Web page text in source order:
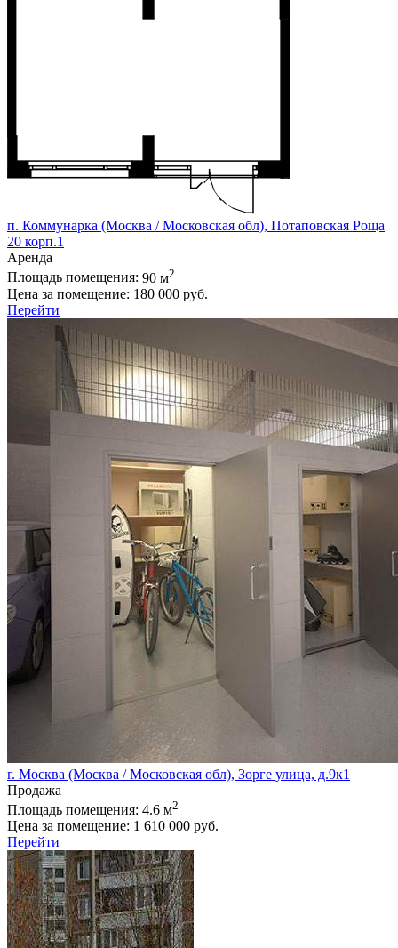
п. Коммунарка (Москва / Московская обл), Потаповская Роща
20 корп.1
Аренда
Площадь помещения: 90 м2
Цена за помещение: 180 000 руб.
Перейти
г. Москва (Москва / Московская обл), Зорге улица, д.9к1
Продажа
Площадь помещения: 4.6 м2
Цена за помещение: 1 610 000 руб.
Перейти